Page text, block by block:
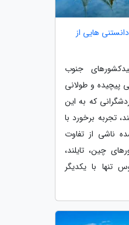
هایی از
جنوب
پیچیده و طولانی
که به این
تجربه برخورد با
ناشی از تفاوت
چین، تایلند،
تنها با یکدیگر